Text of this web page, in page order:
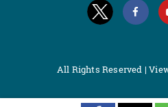
All Rights Reserved |